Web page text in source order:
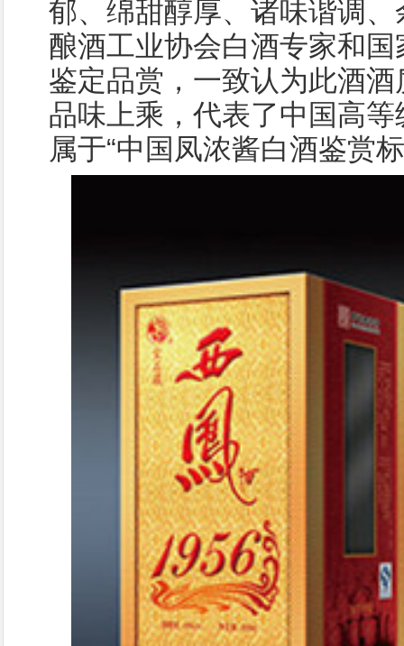
郁、绵甜醇厚、诸味谐调
酿酒工业协会白酒专家和
鉴定品赏，一致认为此酒
品味上乘，代表了中国高
属于“中国凤浓酱白酒鉴赏